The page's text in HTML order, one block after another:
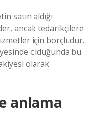
satın aldığı
ancak tedarikçilere
için borçludur.
olduğunda bu
olarak
anlama